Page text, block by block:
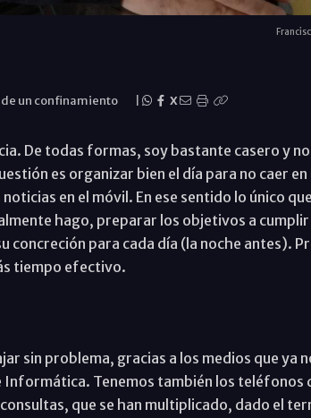
un confinamiento X
De todas formas, soy bastante casero y
es organizar bien el día para no caer en
en el móvil. En ese sentido lo único
hago, preparar los objetivos a
concreción para cada día (la noche antes).
tiempo efectivo.
sin problema, gracias a los medios que ya
Tenemos también los teléfonos
que se han multiplicado, dado el